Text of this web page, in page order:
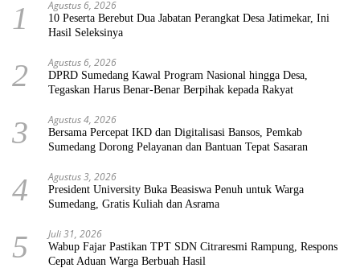
1 Agustus 6, 2026
10 Peserta Berebut Dua Jabatan Perangkat Desa Jatimekar, Ini
Hasil Seleksinya
2 Agustus 6, 2026
DPRD Sumedang Kawal Program Nasional hingga Desa,
Tegaskan Harus Benar-Benar Berpihak kepada Rakyat
3 Agustus 4, 2026
Bersama Percepat IKD dan Digitalisasi Bansos, Pemkab
Sumedang Dorong Pelayanan dan Bantuan Tepat Sasaran
4 Agustus 3, 2026
President University Buka Beasiswa Penuh untuk Warga
Sumedang, Gratis Kuliah dan Asrama
5 Juli 31, 2026
Wabup Fajar Pastikan TPT SDN Citraresmi Rampung, Respons
Cepat Aduan Warga Berbuah Hasil